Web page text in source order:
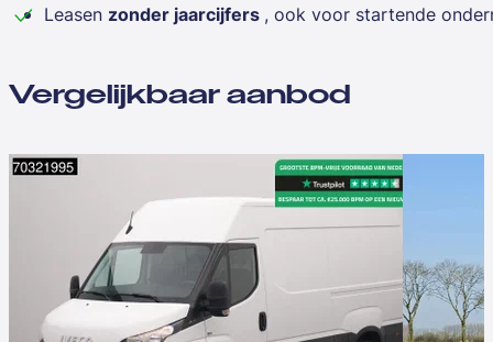
Leasen zonder jaarcijfers , ook voor startende
Vergelijkbaar aanbod